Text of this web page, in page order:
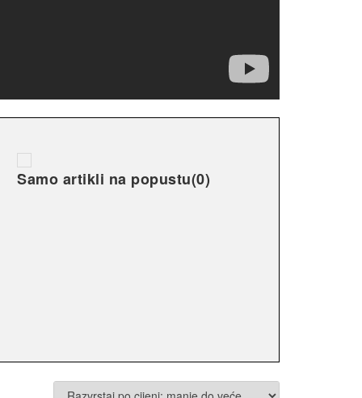
Samo artikli na popustu(0)